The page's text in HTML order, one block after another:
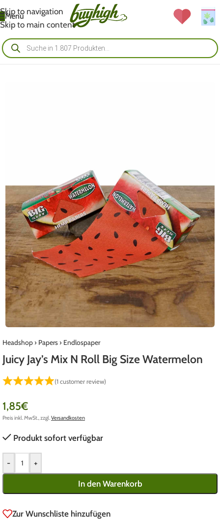
Skip to navigation
Skip to main content
Menü
Headshop› Papers› Endlospaper
Juicy Jay’s Mix N Roll Big Size Watermelon
(1customer review)
1,85€
Preis inkl. MwSt., zzgl.Versandkosten
Produkt sofort verfügbar
- +
In den Warenkorb
Zur Wunschliste hinzufügen